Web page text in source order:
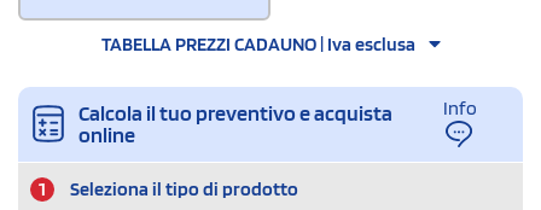
TABELLA PREZZI CADAUNO | Iva esclusa
Calcola il tuo preventivo e acquista
online
Info
1 Seleziona il tipo di prodotto